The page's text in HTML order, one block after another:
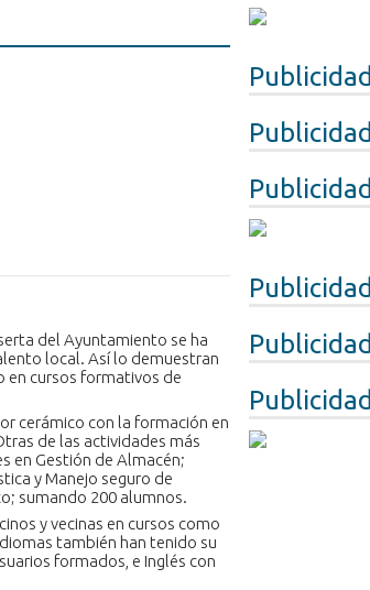
Publicidad
Publicidad
Publicidad
Publicidad
Publicidad
Publicidad
del Ayuntamiento se ha
local. Así lo demuestran
en cursos formativos de
cerámico con la formación en
de las actividades más
en Gestión de Almacén;
y Manejo seguro de
sumando 200 alumnos.
y vecinas en cursos como
también han tenido su
formados, e Inglés con